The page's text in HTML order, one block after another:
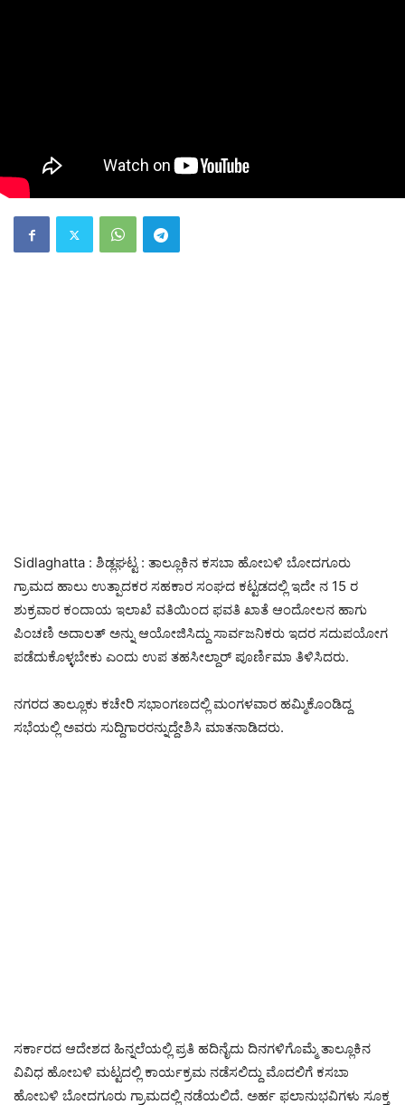
Sidlaghatta : ಶಿಡ್ಲಘಟ್ಟ : ತಾಲ್ಲೂಕಿನ ಕಸಬಾ ಹೋಬಳಿ ಬೋದಗೂರು
ಗ್ರಾಮದ ಹಾಲು ಉತ್ಪಾದಕರ ಸಹಕಾರ ಸಂಘದ ಕಟ್ಟಡದಲ್ಲಿ ಇದೇ ನ 15 ರ
ಶುಕ್ರವಾರ ಕಂದಾಯ ಇಲಾಖೆ ವತಿಯಿಂದ ಫವತಿ ಖಾತೆ ಆಂದೋಲನ ಹಾಗು
ಪಿಂಚಣಿ ಅದಾಲತ್ ಅನ್ನು ಆಯೋಜಿಸಿದ್ದು ಸಾರ್ವಜನಿಕರು ಇದರ ಸದುಪಯೋಗ
ಪಡೆದುಕೊಳ್ಳಬೇಕು ಎಂದು ಉಪ ತಹಸೀಲ್ದಾರ್ ಪೂರ್ಣಿಮಾ ತಿಳಿಸಿದರು.
ನಗರದ ತಾಲ್ಲೂಕು ಕಚೇರಿ ಸಭಾಂಗಣದಲ್ಲಿ ಮಂಗಳವಾರ ಹಮ್ಮಿಕೊಂಡಿದ್ದ
ಸಭೆಯಲ್ಲಿ ಅವರು ಸುದ್ದಿಗಾರರನ್ನುದ್ದೇಶಿಸಿ ಮಾತನಾಡಿದರು.
ಸರ್ಕಾರದ ಆದೇಶದ ಹಿನ್ನಲೆಯಲ್ಲಿ ಪ್ರತಿ ಹದಿನೈದು ದಿನಗಳಿಗೊಮ್ಮೆ ತಾಲ್ಲೂಕಿನ
ವಿವಿಧ ಹೋಬಳಿ ಮಟ್ಟದಲ್ಲಿ ಕಾರ್ಯಕ್ರಮ ನಡೆಸಲಿದ್ದು ಮೊದಲಿಗೆ ಕಸಬಾ
ಹೋಬಳಿ ಬೋದಗೂರು ಗ್ರಾಮದಲ್ಲಿ ನಡೆಯಲಿದೆ. ಅರ್ಹ ಫಲಾನುಭವಿಗಳು ಸೂಕ್ತ